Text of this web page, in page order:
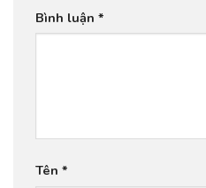
Bình luận *
Tên *